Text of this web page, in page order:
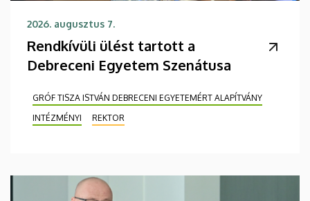
2026. augusztus 7.
Rendkívüli ülést tartott a
Debreceni Egyetem Szenátusa
GRÓF TISZA ISTVÁN DEBRECENI EGYETEMÉRT ALAPÍTVÁNY
INTÉZMÉNYI
REKTOR